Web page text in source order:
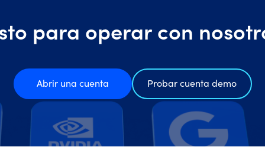
para operar con
Abrir una cuenta Probar cuenta demo